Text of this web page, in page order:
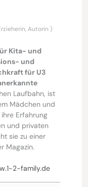
Autorin )
Kita- und
und
für U3
Laufbahn, ist
Mädchen und
Erfahrung
und privaten
sie zu einer
Magazin.
2-family.de